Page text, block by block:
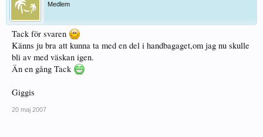
Medlem
Tack för svaren
Känns ju bra att kunna ta med en del i handbagaget,om jag nu skulle
bli av med väskan igen.
Än en gång Tack
Giggis
20 maj 2007